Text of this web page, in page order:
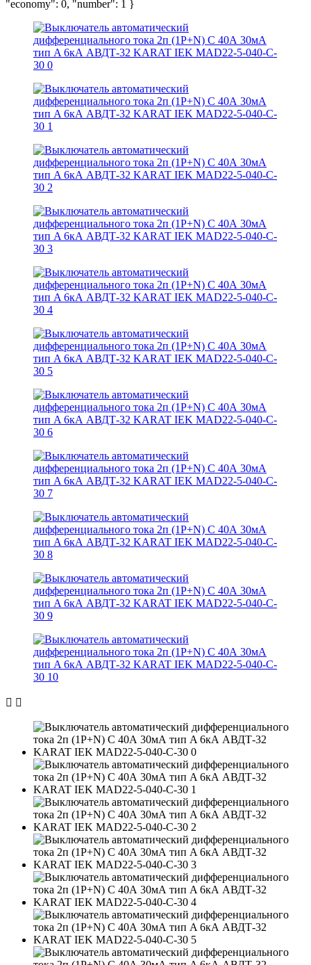
"economy": 0, "number": 1 }